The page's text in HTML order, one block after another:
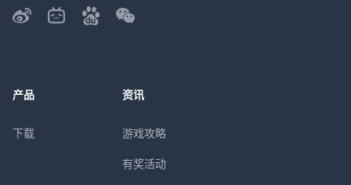
产品
下载
资讯
游戏攻略
有奖活动